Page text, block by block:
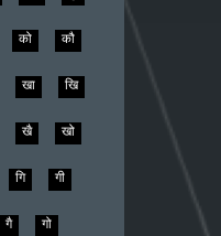
को कौ
खा खि
खै खो
गि गी
गै गो